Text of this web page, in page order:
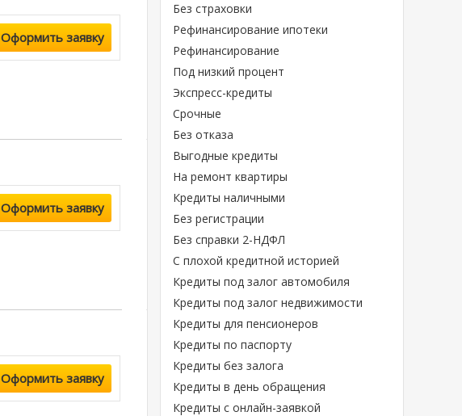
Оформить заявку
Оформить заявку
Оформить заявку
Без страховки
Рефинансирование ипотеки
Рефинансирование
Под низкий процент
Экспресс-кредиты
Срочные
Без отказа
Выгодные кредиты
На ремонт квартиры
Кредиты наличными
Без регистрации
Без справки 2-НДФЛ
С плохой кредитной историей
Кредиты под залог автомобиля
Кредиты под залог недвижимости
Кредиты для пенсионеров
Кредиты по паспорту
Кредиты без залога
Кредиты в день обращения
Кредиты с онлайн-заявкой